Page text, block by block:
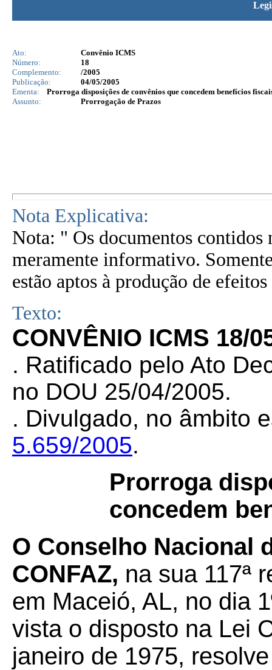
Ato:
Convênio ICMS
Número:
18
Complemento:
/2005
Publicação:
04/05/2005
Ementa:
Prorroga disposições de convênios que concedem benefícios
Assunto:
Prorrogação de Prazos
Nota Explicativa:
Nota: " Os documentos contidos
meramente informativo.
estão aptos à produção de
Texto:
CONVÊNIO ICMS 18/
. Ratificado pelo Ato
no DOU 25/04/2005.
. Divulgado, no âmbito
5.659/2005.
Prorroga
concedem
O Conselho Nacional
CONFAZ, na sua 117ª
em Maceió, AL, no dia
vista o disposto na Lei
janeiro de 1975,